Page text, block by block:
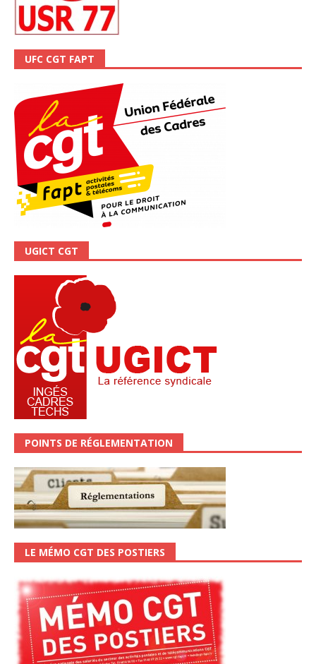
UFC CGT FAPT
UGICT CGT
POINTS DE RÉGLEMENTATION
LE MÉMO CGT DES POSTIERS